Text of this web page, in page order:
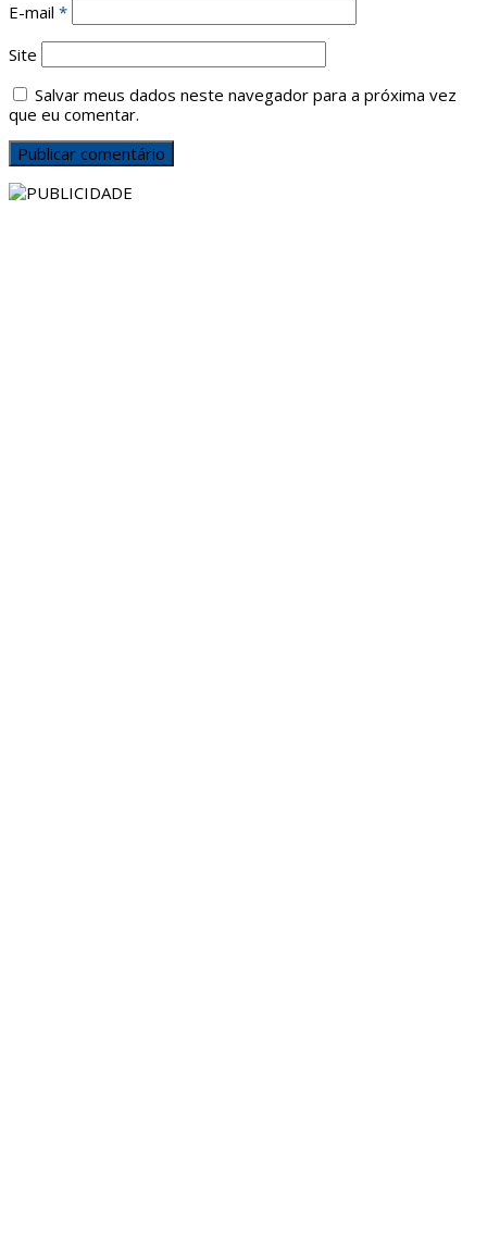
E-mail *
Site
Salvar meus dados neste navegador para a próxima vez
que eu comentar.